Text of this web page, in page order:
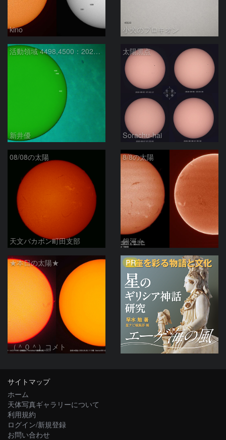
kino 小犬のプロキオン
活動領域 4498,4500：2026/08/08
新井優
太陽黒点
Sorachu-hai
08/08の太陽
天文バカボン町田支部
8/8の太陽
銀河☆
★本日の太陽★
（＾０＾）コメト
PR
サイトマップ
ホーム
天体写真ギャラリーについて
利用規約
ログイン/新規登録
お問い合わせ